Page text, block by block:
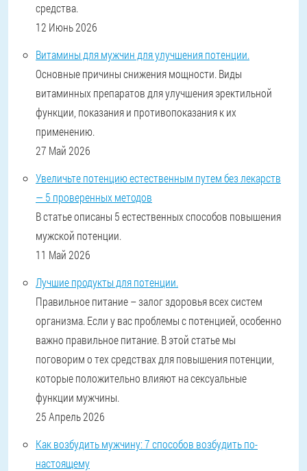
средства.
12 Июнь 2026
Витамины для мужчин для улучшения потенции.
Основные причины снижения мощности. Виды
витаминных препаратов для улучшения эректильной
функции, показания и противопоказания к их
применению.
27 Май 2026
Увеличьте потенцию естественным путем без лекарств
— 5 проверенных методов
В статье описаны 5 естественных способов повышения
мужской потенции.
11 Май 2026
Лучшие продукты для потенции.
Правильное питание – залог здоровья всех систем
организма. Если у вас проблемы с потенцией, особенно
важно правильное питание. В этой статье мы
поговорим о тех средствах для повышения потенции,
которые положительно влияют на сексуальные
функции мужчины.
25 Апрель 2026
Как возбудить мужчину: 7 способов возбудить по-
настоящему